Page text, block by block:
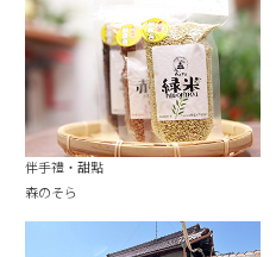
伴手禮・甜點
森のそら